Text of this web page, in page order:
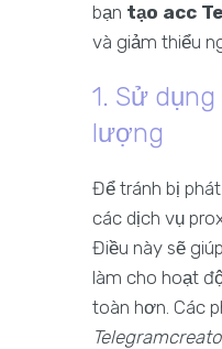
bạn tạo acc
và giảm thiểu
1. Sử
lượng
Để tránh bị
các dịch vụ
Điều này sẽ
làm cho hoạt
toàn hơn. Các